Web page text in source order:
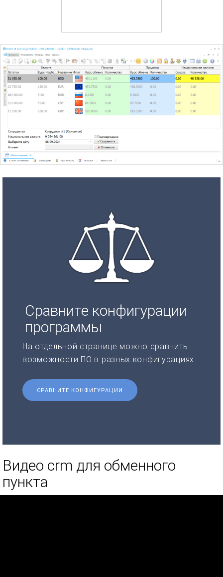
Сравните конфигурации
программы
На отдельной странице можно сравнить
возможности ПО в разных конфигурациях.
СРАВНИТЕ КОНФИГУРАЦИИ
Видео crm для обменного
пункта